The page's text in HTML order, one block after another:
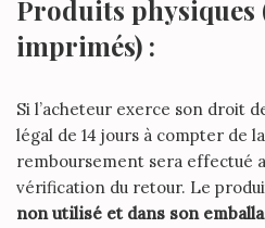
Produits physiques
imprimés) :
Si l’acheteur exerce son droit
légal de 14 jours à compter de
remboursement sera effectué
vérification du retour. Le
non utilisé et dans son